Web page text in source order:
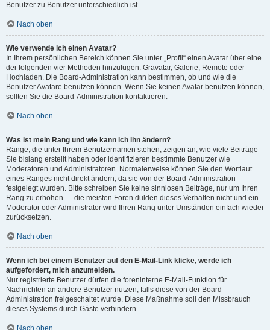
Benutzer zu Benutzer unterschiedlich ist.
Nach oben
Wie verwende ich einen Avatar?
In Ihrem persönlichen Bereich können Sie unter „Profil“ einen Avatar über eine
der folgenden vier Methoden hinzufügen: Gravatar, Galerie, Remote oder
Hochladen. Die Board-Administration kann bestimmen, ob und wie die
Benutzer Avatare benutzen können. Wenn Sie keinen Avatar benutzen können,
sollten Sie die Board-Administration kontaktieren.
Nach oben
Was ist mein Rang und wie kann ich ihn ändern?
Ränge, die unter Ihrem Benutzernamen stehen, zeigen an, wie viele Beiträge
Sie bislang erstellt haben oder identifizieren bestimmte Benutzer wie
Moderatoren und Administratoren. Normalerweise können Sie den Wortlaut
eines Ranges nicht direkt ändern, da sie von der Board-Administration
festgelegt wurden. Bitte schreiben Sie keine sinnlosen Beiträge, nur um Ihren
Rang zu erhöhen — die meisten Foren dulden dieses Verhalten nicht und ein
Moderator oder Administrator wird Ihren Rang unter Umständen einfach wieder
zurücksetzen.
Nach oben
Wenn ich bei einem Benutzer auf den E-Mail-Link klicke, werde ich
aufgefordert, mich anzumelden.
Nur registrierte Benutzer dürfen die foreninterne E-Mail-Funktion für
Nachrichten an andere Benutzer nutzen, falls diese von der Board-
Administration freigeschaltet wurde. Diese Maßnahme soll den Missbrauch
dieses Systems durch Gäste verhindern.
Nach oben